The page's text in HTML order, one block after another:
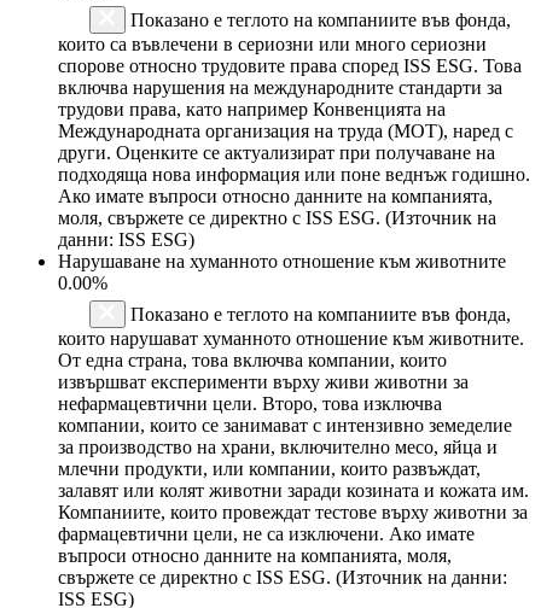
Показано е теглото на компаниите във фонда,
които са въвлечени в сериозни или много сериозни
спорове относно трудовите права според ISS ESG. Това
включва нарушения на международните стандарти за
трудови права, като например Конвенцията на
Международната организация на труда (МОТ), наред с
други. Оценките се актуализират при получаване на
подходяща нова информация или поне веднъж годишно.
Ако имате въпроси относно данните на компанията,
моля, свържете се директно с ISS ESG. (Източник на
данни: ISS ESG)
Нарушаване на хуманното отношение към животните
0.00%
Показано е теглото на компаниите във фонда,
които нарушават хуманното отношение към животните.
От една страна, това включва компании, които
извършват експерименти върху живи животни за
нефармацевтични цели. Второ, това изключва
компании, които се занимават с интензивно земеделие
за производство на храни, включително месо, яйца и
млечни продукти, или компании, които развъждат,
залавят или колят животни заради козината и кожата им.
Компаниите, които провеждат тестове върху животни за
фармацевтични цели, не са изключени. Ако имате
въпроси относно данните на компанията, моля,
свържете се директно с ISS ESG. (Източник на данни:
ISS ESG)